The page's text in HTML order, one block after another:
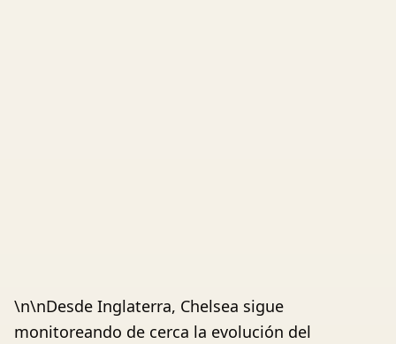
\n\nDesde Inglaterra, Chelsea sigue
monitoreando de cerca la evolución del